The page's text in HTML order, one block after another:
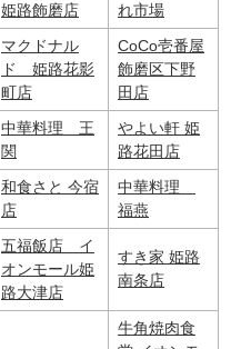
姫路飾磨店
れ市場
マクドナル
ド 姫路花影
町店
CoCo壱番屋
飾磨区下野
田店
中華料理 王
関
やよい軒 姫
路花田店
和食さと 今宿
店
中華料理
福燕
五福飯店 イ
オンモール姫
路大津店
すき家 姫路
南条店
牛角焼肉食